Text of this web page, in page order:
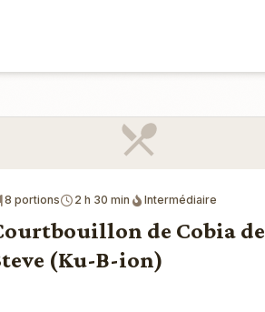
8 portions 2 h 30 min Intermédiaire
de Cobia de
(Ku-B-ion)